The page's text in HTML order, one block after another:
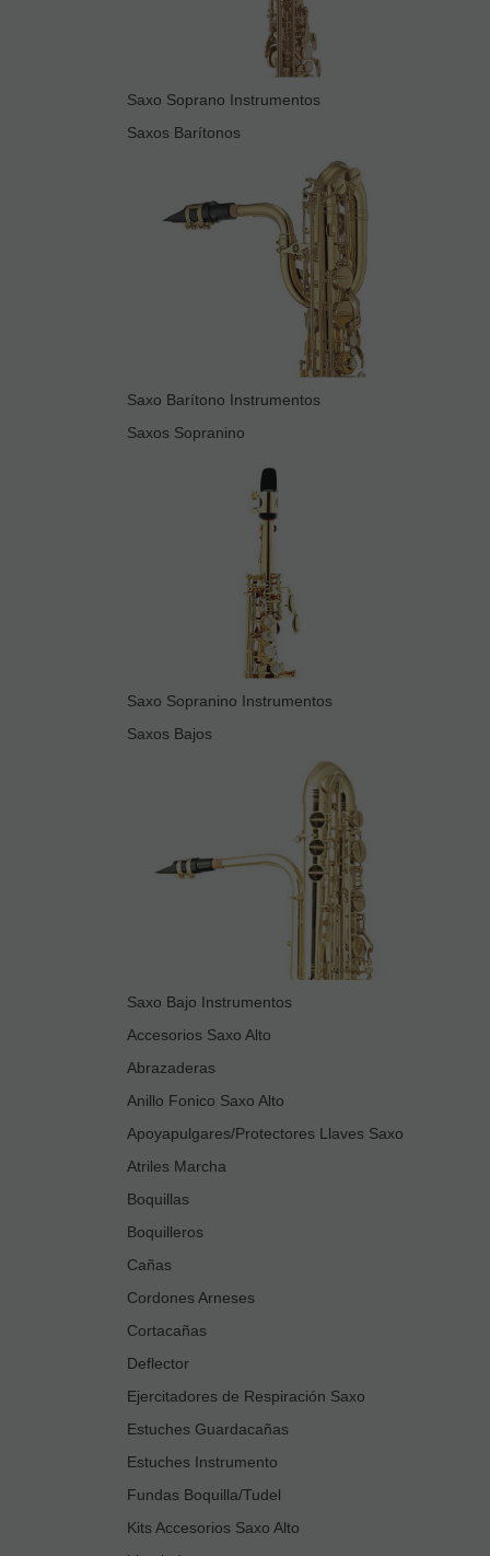
Saxo Soprano Instrumentos
Saxos Barítonos
Saxo Barítono Instrumentos
Saxos Sopranino
Saxo Sopranino Instrumentos
Saxos Bajos
Saxo Bajo Instrumentos
Accesorios Saxo Alto
Abrazaderas
Anillo Fonico Saxo Alto
Apoyapulgares/Protectores Llaves Saxo
Atriles Marcha
Boquillas
Boquilleros
Cañas
Cordones Arneses
Cortacañas
Deflector
Ejercitadores de Respiración Saxo
Estuches Guardacañas
Estuches Instrumento
Fundas Boquilla/Tudel
Kits Accesorios Saxo Alto